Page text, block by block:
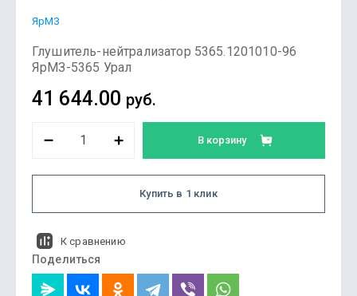
ЯрМЗ
Глушитель-нейтрализатор 5365.1201010-96
ЯрМЗ-5365 Урал
41 644.00 руб.
В корзину
Купить в 1 клик
К сравнению
Поделиться